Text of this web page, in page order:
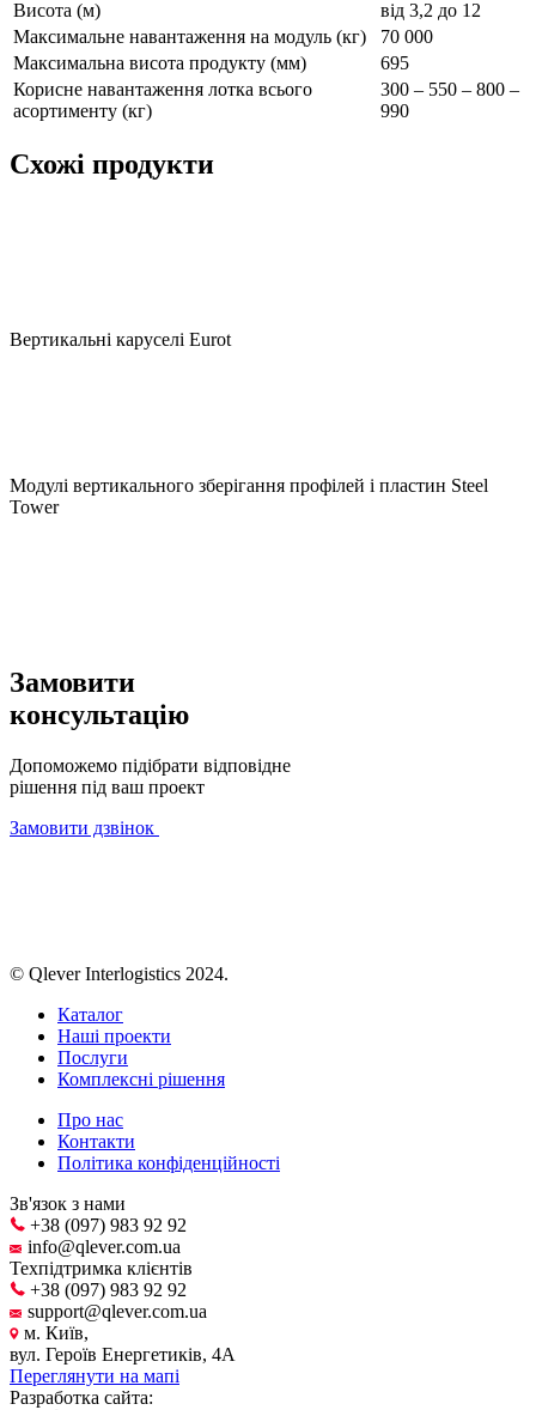
Висота (м)
від 3,2 до 12
Максимальне навантаження на модуль (кг)
70 000
Максимальна висота продукту (мм)
695
Корисне навантаження лотка всього
асортименту (кг)
300 – 550 – 800 –
990
Схожі продукти
Вертикальні каруселі Eurot
Модулі вертикального зберігання профілей і пластин Steel
Tower
Замовити
консультацію
Допоможемо підібрати відповідне
рішення під ваш проект
Замовити дзвінок
© Qlever Interlogistics 2024.
Каталог
Наші проекти
Послуги
Комплексні рішення
Про нас
Контакти
Політика конфіденційності
Зв'язок з нами
+38 (097) 983 92 92
info@qlever.com.ua
Техпідтримка клієнтів
+38 (097) 983 92 92
support@qlever.com.ua
м. Київ,
вул. Героїв Енергетиків, 4А
Переглянути на мапі
Разработка сайта: